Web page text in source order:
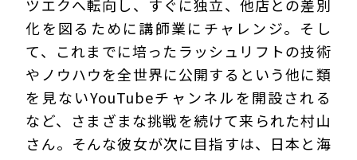
ツエクへ転向し、すぐに独立、他店との差別
化を図るために講師業にチャレンジ。そし
て、これまでに培ったラッシュリフトの技術
やノウハウを全世界に公開するという他に類
を見ないYouTubeチャンネルを開設される
など、さまざまな挑戦を続けて来られた村山
さん。そんな彼女が次に目指すは、日本と海